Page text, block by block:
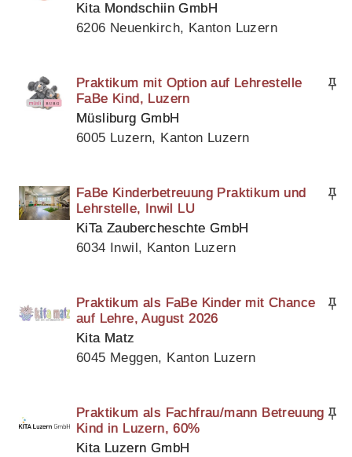
Kita Mondschiin GmbH
6206 Neuenkirch, Kanton Luzern
Praktikum mit Option auf Lehrestelle
FaBe Kind, Luzern
Müsliburg GmbH
6005 Luzern, Kanton Luzern
FaBe Kinderbetreuung Praktikum und
Lehrstelle, Inwil LU
KiTa Zaubercheschte GmbH
6034 Inwil, Kanton Luzern
Praktikum als FaBe Kinder mit Chance
auf Lehre, August 2026
Kita Matz
6045 Meggen, Kanton Luzern
Praktikum als Fachfrau/mann Betreuung
Kind in Luzern, 60%
Kita Luzern GmbH